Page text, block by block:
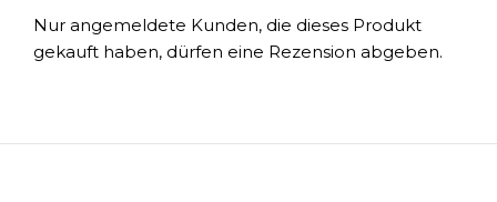
Nur angemeldete Kunden, die dieses Produkt
gekauft haben, dürfen eine Rezension abgeben.